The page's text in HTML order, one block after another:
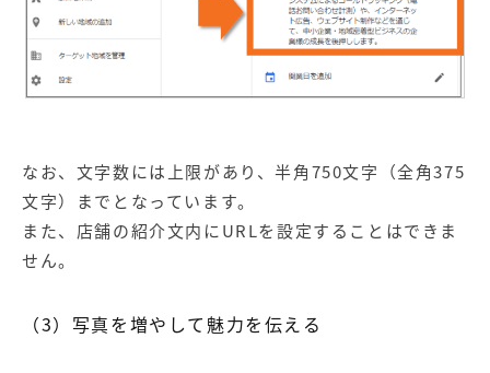
なお、文字数には上限があり、半角750文字（全角375
文字）までとなっています。
また、店舗の紹介文内にURLを設定することはできま
せん。
（3）写真を増やして魅力を伝える